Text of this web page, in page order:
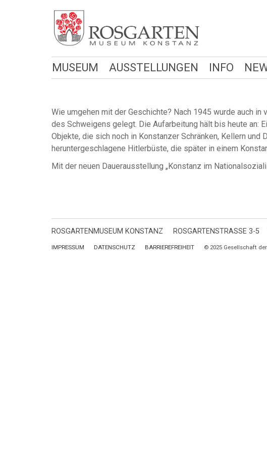
MUSEUM AUSSTELLUNGEN INFO
Wie umgehen mit der Geschichte? Nach 1945 wurde auch
des Schweigens gelegt. Die Aufarbeitung hält bis heute an:
Objekte, die sich noch in Konstanzer Schränken, Kellern
heruntergeschlagene Hitlerbüste, die später in einem
Mit der neuen Dauerausstellung „Konstanz im
ROSGARTENMUSEUM KONSTANZ ROSGARTENSTRASSE 3-5
IMPRESSUM DATENSCHUTZ BARRIEREFREIHEIT © 2025 Gesellschaft